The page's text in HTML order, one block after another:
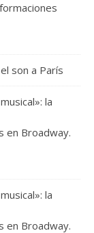
son a París
la
en Broadway.
la
en Broadway.